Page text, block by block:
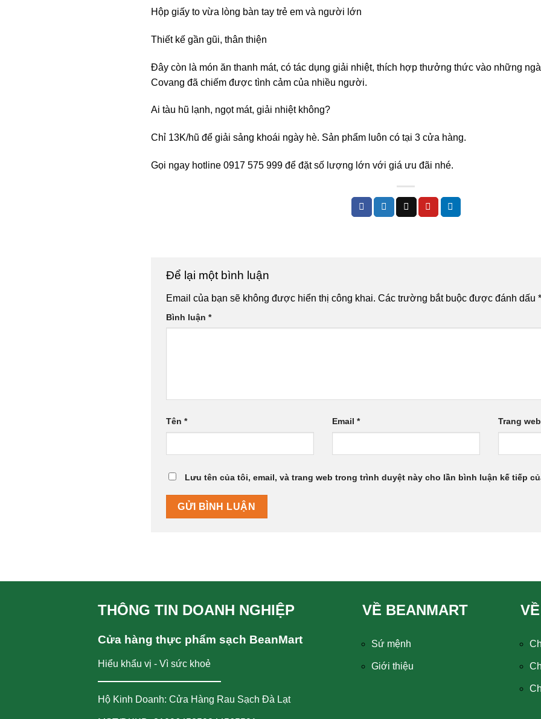
Hộp giấy to vừa lòng bàn tay trẻ em và người lớn
Thiết kế gần gũi, thân thiện
Đây còn là món ăn thanh mát, có tác dụng giải nhiệt, thích hợp thưởng thức vào những
Covang đã chiếm được tình cảm của nhiều người.
Ai tàu hũ lạnh, ngọt mát, giải nhiệt không?
Chỉ 13K/hũ để giải sảng khoái ngày hè. Sản phẩm luôn có tại 3 cửa hàng.
Gọi ngay hotline 0917 575 999 để đặt số lượng lớn với giá ưu đãi nhé.
Để lại một bình luận
Email của bạn sẽ không được hiển thị công khai. Các trường bắt buộc được đánh dấu *
Bình luận *
Tên * Email * Trang web
Lưu tên của tôi, email, và trang web trong trình duyệt này cho lần bình luận kế tiếp
THÔNG TIN DOANH NGHIỆP
Cửa hàng thực phẩm sạch BeanMart
Hiểu khẩu vị - Vì sức khoẻ
Hộ Kinh Doanh: Cửa Hàng Rau Sạch Đà Lạt
VỀ BEANMART
Sứ mệnh
Giới thiệu